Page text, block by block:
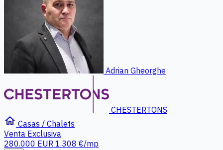
Adrian Gheorghe
CHESTERTONS
home Casas / Chalets
Venta Exclusiva
280.000 EUR 1.308 €/mp